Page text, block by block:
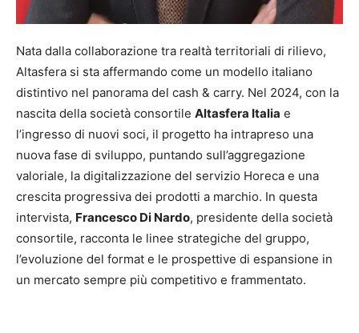
Nata dalla collaborazione tra realtà territoriali di rilievo,
Altasfera si sta affermando come un modello italiano
distintivo nel panorama del cash & carry. Nel 2024, con la
nascita della società consortile Altasfera Italia e
l’ingresso di nuovi soci, il progetto ha intrapreso una
nuova fase di sviluppo, puntando sull’aggregazione
valoriale, la digitalizzazione del servizio Horeca e una
crescita progressiva dei prodotti a marchio. In questa
intervista, Francesco Di Nardo, presidente della società
consortile, racconta le linee strategiche del gruppo,
l’evoluzione del format e le prospettive di espansione in
un mercato sempre più competitivo e frammentato.